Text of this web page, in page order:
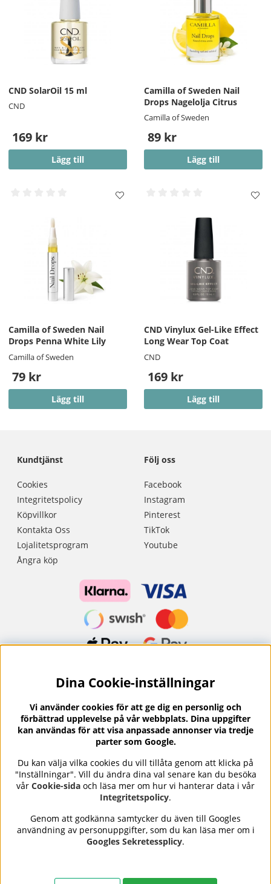
CND SolarOil 15 ml
CND
169 kr
Lägg till
Camilla of Sweden Nail
Drops Nagelolja Citrus
Camilla of Sweden
89 kr
Lägg till
Camilla of Sweden Nail
Drops Penna White Lily
Camilla of Sweden
79 kr
Lägg till
CND Vinylux Gel-Like Effect
Long Wear Top Coat
CND
169 kr
Lägg till
Kundtjänst
Cookies
Integritetspolicy
Köpvillkor
Kontakta Oss
Lojalitetsprogram
Ångra köp
Följ oss
Facebook
Instagram
Pinterest
TikTok
Youtube
Nyhetsbrev?
I vårt nyhetsbrev får du ta del av nyheter och
erbjudanden.
Se våra omdömen på⭐ Trustpilot
Nails Body and Beautyerbjuder professionell hudvård,
nagellack och makeup från ledande varumärken som OPI,
Dina Cookie-inställningar
Vi använder cookies för att ge dig en personlig och
förbättrad upplevelse på vår webbplats. Dina uppgifter
kan användas för att visa anpassade annonser via tredje
parter som Google.
Du kan välja vilka cookies du vill tillåta genom att klicka på
"Inställningar". Vill du ändra dina val senare kan du besöka
vår Cookie-sida och läsa mer om hur vi hanterar data i vår
Integritetspolicy.
Genom att godkänna samtycker du även till Googles
användning av personuppgifter, som du kan läsa mer om i
Googles Sekretessplicy.